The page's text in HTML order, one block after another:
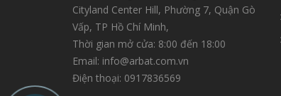
Cityland Center Hill, Phường 7, Quận Gò
Vấp, TP Hồ Chí Minh,
Thời gian mở cửa: 8:00 đến 18:00
Email: info@arbat.com.vn
Điện thoại: 0917836569